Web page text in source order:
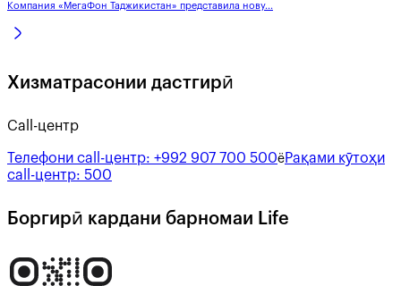
Компания «МегаФон Таджикистан» представила нову...
Хизматрасонии дастгирӣ
Call-центр
Телефони call-центр: +992 907 700 500ёРақами кӯтоҳи
call-центр: 500
Боргирӣ кардани барномаи Life